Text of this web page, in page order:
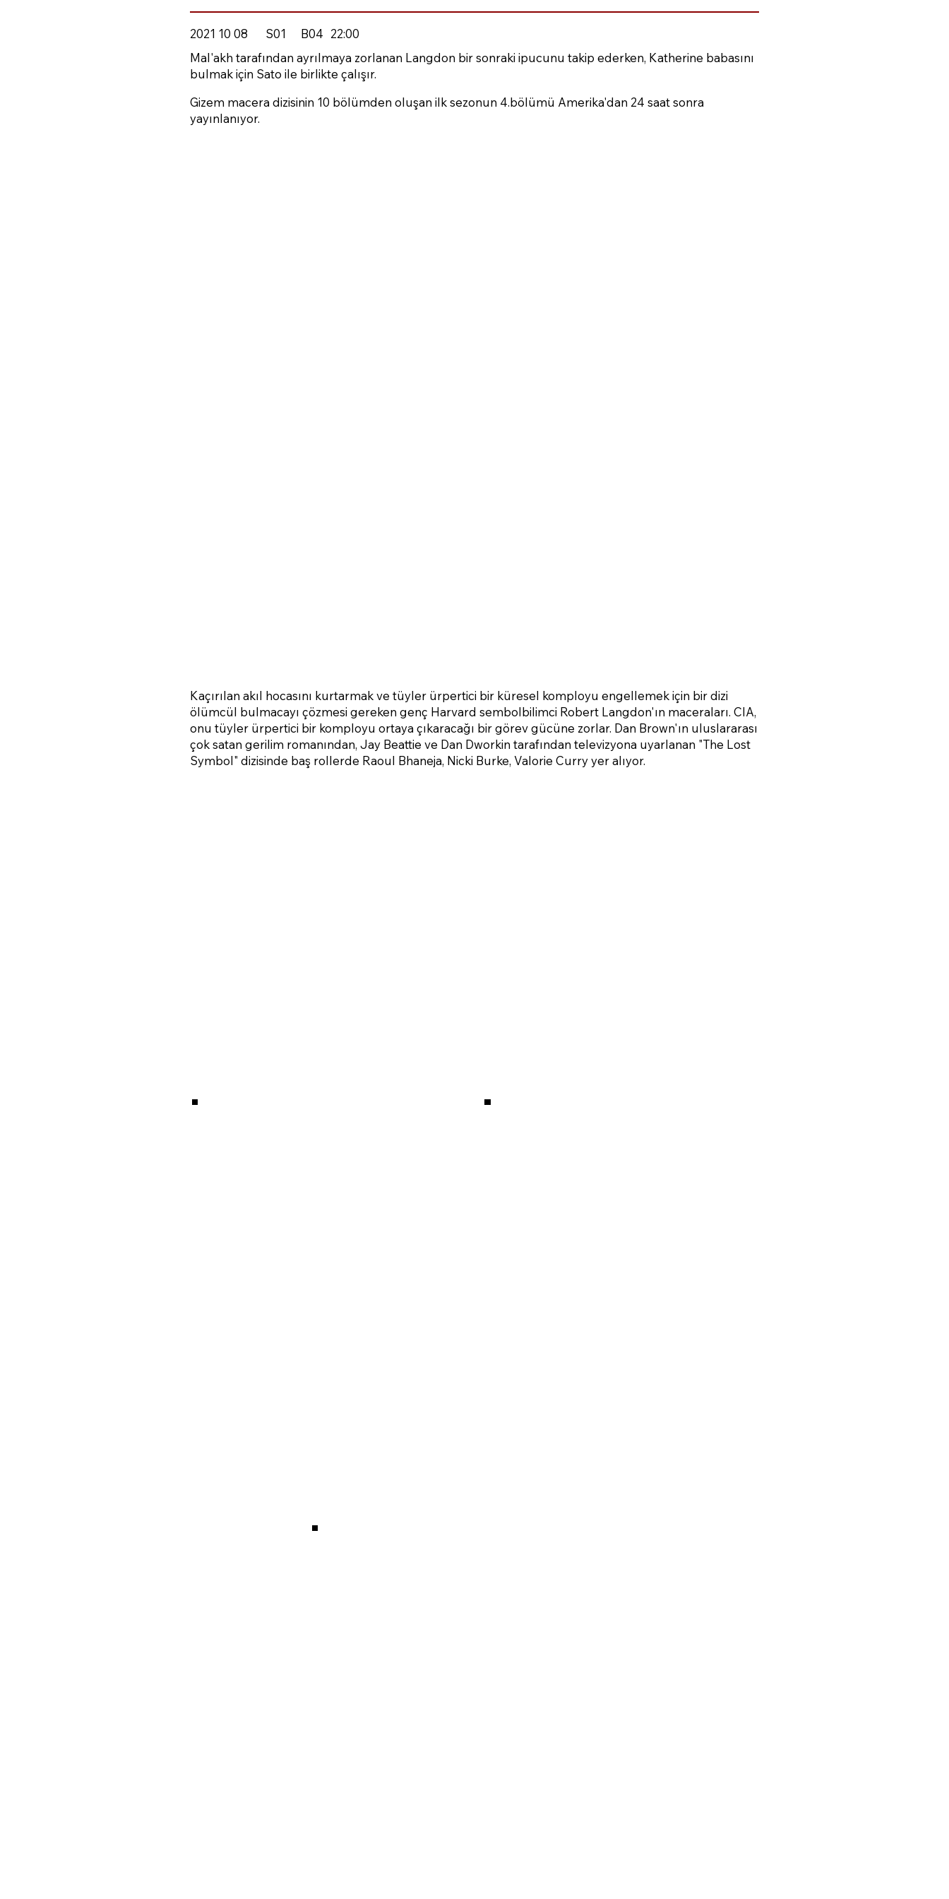
2021 10 08 S01 B04 22:00
Mal'akh tarafından ayrılmaya zorlanan Langdon bir sonraki ipucunu takip ederken, Katherine babasını
bulmak için Sato ile birlikte çalışır.
Gizem macera dizisinin 10 bölümden oluşan ilk sezonun 4.bölümü Amerika'dan 24 saat sonra
yayınlanıyor.
Kaçırılan akıl hocasını kurtarmak ve tüyler ürpertici bir küresel komployu engellemek için bir dizi
ölümcül bulmacayı çözmesi gereken genç Harvard sembolbilimci Robert Langdon'ın maceraları. CIA,
onu tüyler ürpertici bir komployu ortaya çıkaracağı bir görev gücüne zorlar. Dan Brown'ın uluslararası
çok satan gerilim romanından, Jay Beattie ve Dan Dworkin tarafından televizyona uyarlanan "The Lost
Symbol" dizisinde baş rollerde Raoul Bhaneja, Nicki Burke, Valorie Curry yer alıyor.